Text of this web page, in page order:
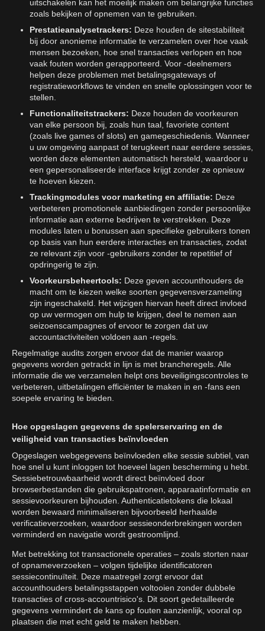
uitschakelen kan het moeilijk maken om belangrijke functies
zoals bekijken of opnemen van te gebruiken.
Prestatieanalysetrackers: Deze houden de sitestabiliteit
bij door anonieme informatie te verzamelen over hoe vaak
mensen bezoeken, hoe snel transacties verlopen en hoe
vaak fouten worden gerapporteerd. Voor -deelnemers
helpen deze problemen met betalingsgateways of
registratieworkflows te vinden en snelle oplossingen voor te
stellen.
Functionaliteitstrackers: Deze houden de voorkeuren
van elke persoon bij, zoals hun taal, favoriete content
(zoals live games of slots) en gamegeschiedenis. Wanneer
u uw omgeving aanpast of terugkeert naar eerdere sessies,
worden deze elementen automatisch hersteld, waardoor u
een gepersonaliseerde interface krijgt zonder ze opnieuw
te hoeven kiezen.
Trackingmodules voor marketing en affiliatie: Deze
verbeteren promotionele aanbiedingen zonder persoonlijke
informatie aan externe bedrijven te verstrekken. Deze
modules laten u bonussen aan specifieke gebruikers tonen
op basis van hun eerdere interacties en transacties, zodat
ze relevant zijn voor -gebruikers zonder te repetitief of
opdringerig te zijn.
Voorkeursbeheertools: Deze geven accounthouders de
macht om te kiezen welke soorten gegevensverzameling
zijn ingeschakeld. Het wijzigen hiervan heeft direct invloed
op uw vermogen om hulp te krijgen, deel te nemen aan
seizoenscampagnes of ervoor te zorgen dat uw
accountactiviteiten voldoen aan -regels.
Regelmatige audits zorgen ervoor dat de manier waarop
gegevens worden getrackt in lijn is met brancheregels. Alle
informatie die we verzamelen helpt ons beveiligingscontroles te
verbeteren, uitbetalingen efficiënter te maken in en -fans een
soepele ervaring te bieden.
Hoe opgeslagen gegevens de spelerservaring en de
veiligheid van transacties beïnvloeden
Opgeslagen webgegevens beïnvloeden elke sessie subtiel, van
hoe snel u kunt inloggen tot hoeveel lagen bescherming u hebt.
Sessiebetrouwbaarheid wordt direct beïnvloed door
browserbestanden die gebruikspatronen, apparaatinformatie en
sessievoorkeuren bijhouden. Authenticatietokens die lokaal
worden bewaard minimaliseren bijvoorbeeld herhaalde
verificatieverzoeken, waardoor sessieonderbrekingen worden
verminderd en navigatie wordt gestroomlijnd.
Met betrekking tot transactionele operaties – zoals storten naar
of opnameverzoeken – volgen tijdelijke identificatoren
sessiecontinuïteit. Deze maatregel zorgt ervoor dat
accounthouders betalingsstappen voltooien zonder dubbele
transacties of cross-accountrisico's. Dit soort gedetailleerde
gegevens vermindert de kans op fouten aanzienlijk, vooral op
plaatsen die met echt geld te maken hebben.